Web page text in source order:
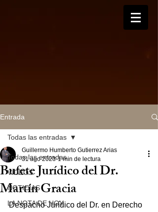
Entrada
Todas las entradas
VIDEOS
NOTICIAS
LA NOTA DE HOY
Todas las entradas
Bufete Jurídico del Dr.
Martín Gracia
Guillermo Humberto Gutierrez Arias
31 ago 2023 1 min de lectura
Despacho Jurídico del Dr. en Derecho